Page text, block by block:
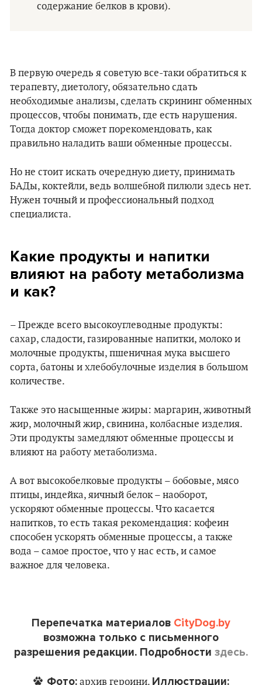
содержание белков в крови).
В первую очередь я советую все-таки обратиться к
терапевту, диетологу, обязательно сдать
необходимые анализы, сделать скрининг обменных
процессов, чтобы понимать, где есть нарушения.
Тогда доктор сможет порекомендовать, как
правильно наладить ваши обменные процессы.
Но не стоит искать очередную диету, принимать
БАДы, коктейли, ведь волшебной пилюли здесь нет.
Нужен точный и профессиональный подход
специалиста.
Какие продукты и напитки
влияют на работу метаболизма
и как?
– Прежде всего высокоуглеводные продукты:
сахар, сладости, газированные напитки, молоко и
молочные продукты, пшеничная мука высшего
сорта, батоны и хлебобулочные изделия в большом
количестве.
Также это насыщенные жиры: маргарин, животный
жир, молочный жир, свинина, колбасные изделия.
Эти продукты замедляют обменные процессы и
влияют на работу метаболизма.
А вот высокобелковые продукты – бобовые, мясо
птицы, индейка, яичный белок – наоборот,
ускоряют обменные процессы. Что касается
напитков, то есть такая рекомендация: кофеин
способен ускорять обменные процессы, а также
вода – самое простое, что у нас есть, и самое
важное для человека.
Перепечатка материалов CityDog.by
возможна только с письменного
разрешения редакции. Подробности здесь.
Фото:архив героини. Иллюстрации: